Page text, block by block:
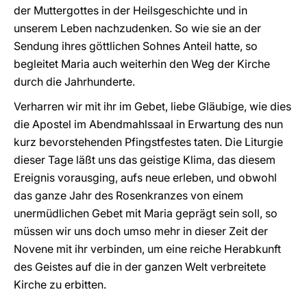
der Muttergottes in der Heilsgeschichte und in
unserem Leben nachzudenken. So wie sie an der
Sendung ihres göttlichen Sohnes Anteil hatte, so
begleitet Maria auch weiterhin den Weg der Kirche
durch die Jahrhunderte.
Verharren wir mit ihr im Gebet, liebe Gläubige, wie dies
die Apostel im Abendmahlssaal in Erwartung des nun
kurz bevorstehenden Pfingstfestes taten. Die Liturgie
dieser Tage läßt uns das geistige Klima, das diesem
Ereignis vorausging, aufs neue erleben, und obwohl
das ganze Jahr des Rosenkranzes von einem
unermüdlichen Gebet mit Maria geprägt sein soll, so
müssen wir uns doch umso mehr in dieser Zeit der
Novene mit ihr verbinden, um eine reiche Herabkunft
des Geistes auf die in der ganzen Welt verbreitete
Kirche zu erbitten.